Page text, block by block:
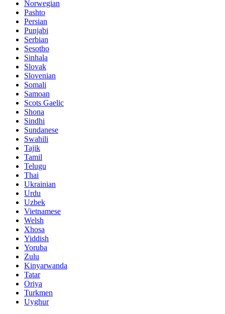
Norwegian
Pashto
Persian
Punjabi
Serbian
Sesotho
Sinhala
Slovak
Slovenian
Somali
Samoan
Scots Gaelic
Shona
Sindhi
Sundanese
Swahili
Tajik
Tamil
Telugu
Thai
Ukrainian
Urdu
Uzbek
Vietnamese
Welsh
Xhosa
Yiddish
Yoruba
Zulu
Kinyarwanda
Tatar
Oriya
Turkmen
Uyghur